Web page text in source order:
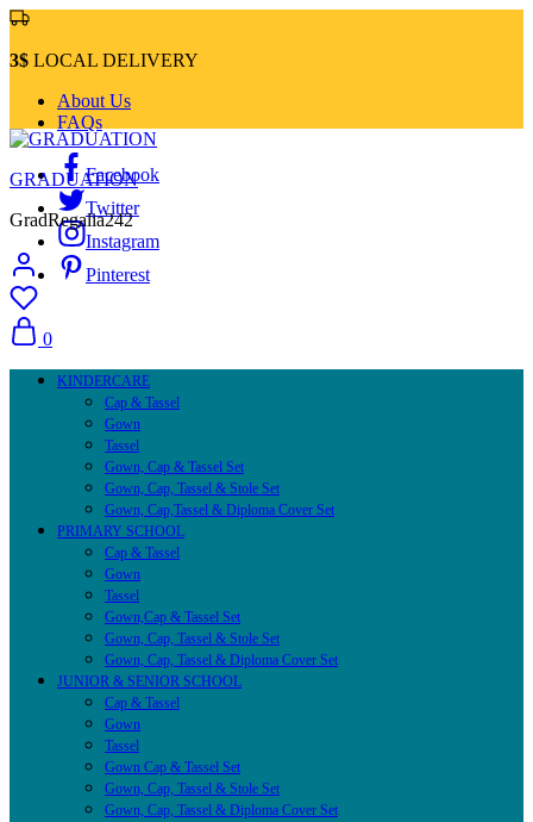
3$ LOCAL DELIVERY
About Us
FAQs
Facebook
Twitter
Instagram
Pinterest
GRADUATION
GradRegalia242
0
KINDERCARE
Cap & Tassel
Gown
Tassel
Gown, Cap & Tassel Set
Gown, Cap, Tassel & Stole Set
Gown, Cap,Tassel & Diploma Cover Set
PRIMARY SCHOOL
Cap & Tassel
Gown
Tassel
Gown,Cap & Tassel Set
Gown, Cap, Tassel & Stole Set
Gown, Cap, Tassel & Diploma Cover Set
JUNIOR & SENIOR SCHOOL
Cap & Tassel
Gown
Tassel
Gown Cap & Tassel Set
Gown, Cap, Tassel & Stole Set
Gown, Cap, Tassel & Diploma Cover Set